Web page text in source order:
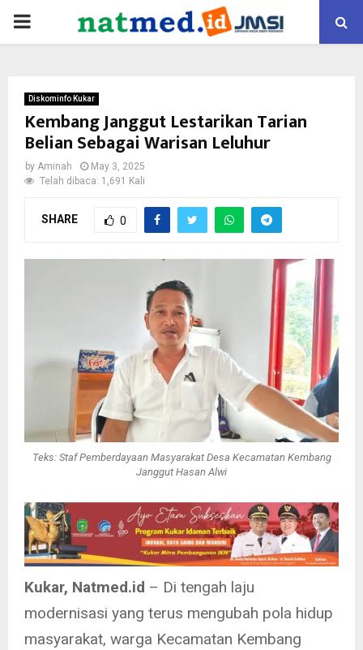
PRIMARY
Diskominfo Kukar
Kembang Janggut Lestarikan Tarian
Belian Sebagai Warisan Leluhur
by Aminah
May 3, 2025
Telah dibaca: 1,691 Kali
SHARE 0
Teks: Staf Pemberdayaan Masyarakat Desa Kecamatan Kembang
Janggut Hasan Alwi
Kukar, Natmed.id – Di tengah laju
modernisasi yang terus mengubah pola hidup
masyarakat, warga Kecamatan Kembang